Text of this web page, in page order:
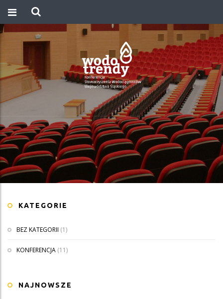
KATEGORIE
BEZ KATEGORII (1)
KONFERENCJA (11)
NAJNOWSZE